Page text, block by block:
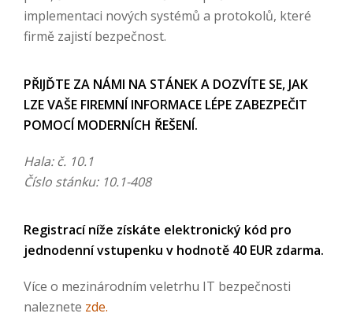
implementaci nových systémů a protokolů, které
firmě zajistí bezpečnost.
PŘIJĎTE ZA NÁMI NA STÁNEK A DOZVÍTE SE, JAK
LZE VAŠE FIREMNÍ INFORMACE LÉPE ZABEZPEČIT
POMOCÍ MODERNÍCH ŘEŠENÍ.
Hala: č. 10.1
Číslo stánku: 10.1-408
Registrací níže získáte elektronický kód pro
jednodenní vstupenku v hodnotě 40 EUR zdarma.
Více o mezinárodním veletrhu IT bezpečnosti
naleznete zde.